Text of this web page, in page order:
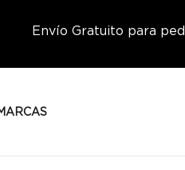
Envío Gratuito para